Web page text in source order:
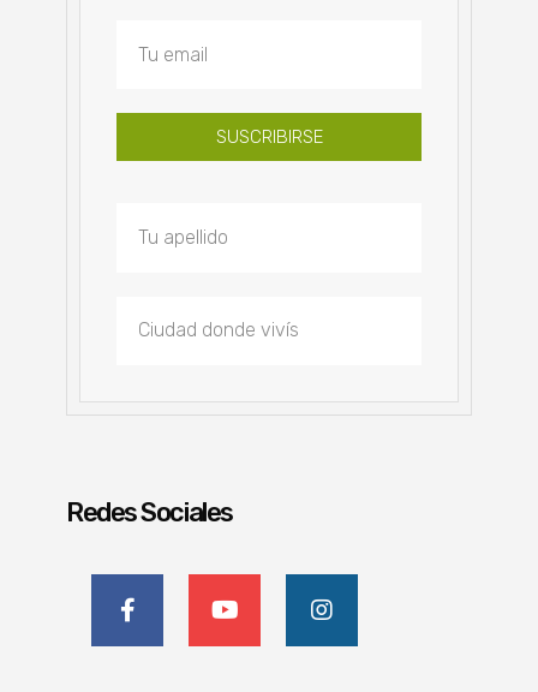
SUSCRIBIRSE
Redes Sociales